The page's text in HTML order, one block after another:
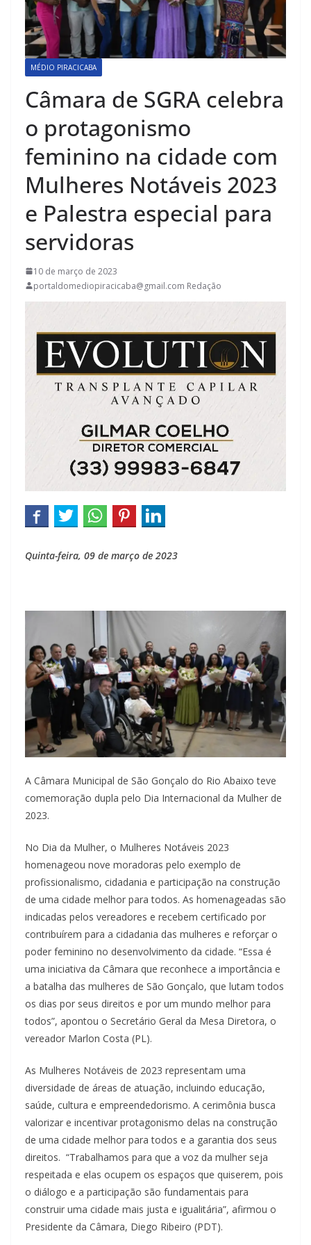
MÉDIO PIRACICABA
Câmara de SGRA celebra
o protagonismo
feminino na cidade com
Mulheres Notáveis 2023
e Palestra especial para
servidoras
10 de março de 2023
portaldomediopiracicaba@gmail.com Redação
Quinta-feira, 09 de março de 2023
A Câmara Municipal de São Gonçalo do Rio Abaixo teve
comemoração dupla pelo Dia Internacional da Mulher de
2023.
No Dia da Mulher, o Mulheres Notáveis 2023
homenageou nove moradoras pelo exemplo de
profissionalismo, cidadania e participação na construção
de uma cidade melhor para todos. As homenageadas são
indicadas pelos vereadores e recebem certificado por
contribuírem para a cidadania das mulheres e reforçar o
poder feminino no desenvolvimento da cidade. “Essa é
uma iniciativa da Câmara que reconhece a importância e
a batalha das mulheres de São Gonçalo, que lutam todos
os dias por seus direitos e por um mundo melhor para
todos”, apontou o Secretário Geral da Mesa Diretora, o
vereador Marlon Costa (PL).
As Mulheres Notáveis de 2023 representam uma
diversidade de áreas de atuação, incluindo educação,
saúde, cultura e empreendedorismo. A cerimônia busca
valorizar e incentivar protagonismo delas na construção
de uma cidade melhor para todos e a garantia dos seus
direitos. “Trabalhamos para que a voz da mulher seja
respeitada e elas ocupem os espaços que quiserem, pois
o diálogo e a participação são fundamentais para
construir uma cidade mais justa e igualitária”, afirmou o
Presidente da Câmara, Diego Ribeiro (PDT).